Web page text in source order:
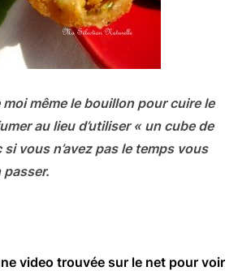
moi même le bouillon pour cuire le
au lieu d’utiliser « un cube de
vous n’avez pas le temps vous
video trouvée sur le net pour voir